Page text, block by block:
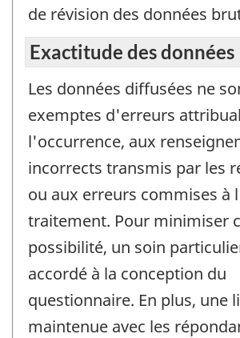
de révision des données
Exactitude des données
Les données diffusées ne
exemptes d'erreurs
l'occurrence, aux
incorrects transmis par les
ou aux erreurs commises à
traitement. Pour minimiser
possibilité, un soin
accordé à la conception du
questionnaire. En plus, une
maintenue avec les